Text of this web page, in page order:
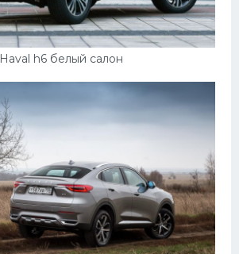
Haval h6 белый салон